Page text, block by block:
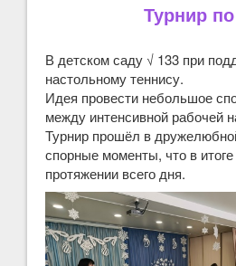
Турнир
В детском саду √ 133 при
настольному теннису.
Идея провести небольшое
между интенсивной рабочей
Турнир прошёл в
спорные моменты, что в
протяжении всего дня.